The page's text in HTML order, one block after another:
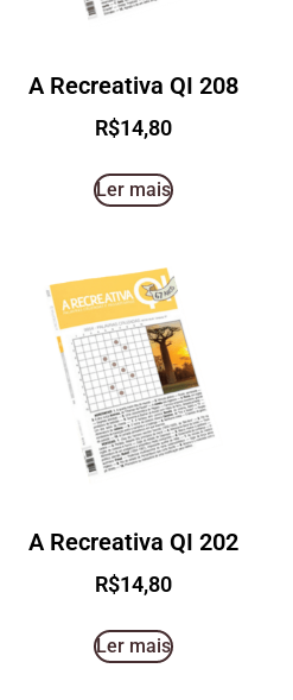
A Recreativa QI 208
R$14,80
Ler mais
A Recreativa QI 202
R$14,80
Ler mais